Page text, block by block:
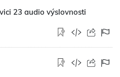
23 audio výslovnosti